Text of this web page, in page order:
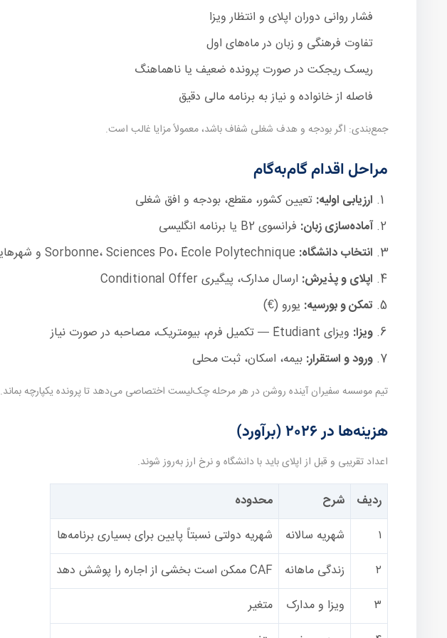
فشار روانی دوران اپلای و انتظار ویزا
تفاوت فرهنگی و زبان در ماه‌های اول
ریسک ریجکت در صورت پرونده ضعیف یا ناهماهنگ
فاصله از خانواده و نیاز به برنامه مالی دقیق
جمع‌بندی: اگر بودجه و هدف شغلی شفاف باشد، معمولاً مزایا غالب است.
مراحل اقدام گام‌به‌گام
ارزیابی اولیه: تعیین کشور، مقطع، بودجه و افق شغلی
آماده‌سازی زبان: فرانسوی B2 یا برنامه انگلیسی
انتخاب دانشگاه:
اپلای و پذیرش: ارسال مدارک، پیگیری Conditional Offer
تمکن و بورسیه: یورو (€)
ویزا: ویزای Étudiant — تکمیل فرم، بیومتریک، مصاحبه در صورت نیاز
ورود و استقرار: بیمه، اسکان، ثبت محلی
تیم موسسه سفیران آینده روشن در هر مرحله چک‌لیست اختصاصی می‌دهد تا پرونده یکپارچه بماند.
هزینه‌ها در ۲۰۲۶ (برآورد)
اعداد تقریبی و قبل از اپلای باید با دانشگاه و نرخ ارز به‌روز شوند.
ردیف شرح
محدوده
۱
شهریه سالانه
شهریه دولتی نسبتاً پایین برای بسیاری برنامه‌ها
۲
زندگی ماهانه
CAF ممکن است بخشی از اجاره را پوشش دهد
۳
ویزا و مدارک
متغیر